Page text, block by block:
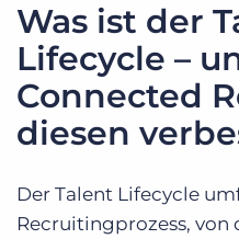
Was ist der
Lifecycle –
Connected
diesen
Der Talent Lifecycle
Recruitingprozess, von